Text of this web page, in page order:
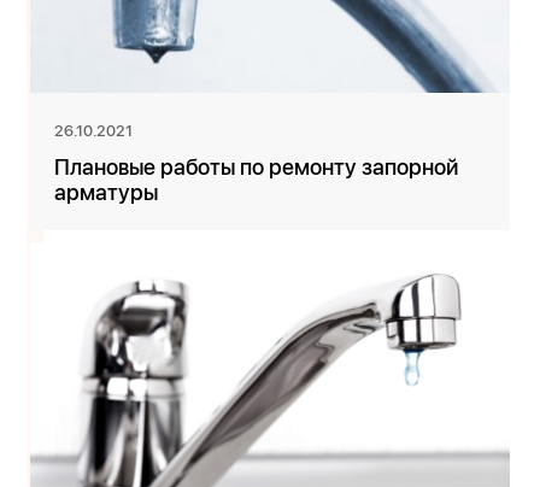
26.10.2021
Плановые работы по ремонту запорной
арматуры